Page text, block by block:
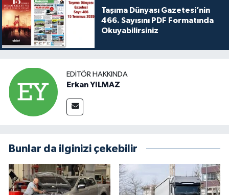
Taşıma Dünyası Gazetesi’nin
466. Sayısını PDF Formatında
Okuyabilirsiniz
EDITÖR HAKKINDA
Erkan YILMAZ
Bunlar da ilginizi çekebilir